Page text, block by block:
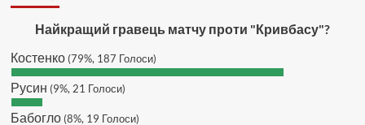
Hatsyk :SVAT, без проблем
кинув в ТГ
DJGycle : Tamada
Makiavelli :
Найкращий гравець матчу проти "Кривбасу"?
Костенко (79%, 187 Голоси)
Русин (9%, 21 Голоси)
Бабогло (8%, 19 Голоси)